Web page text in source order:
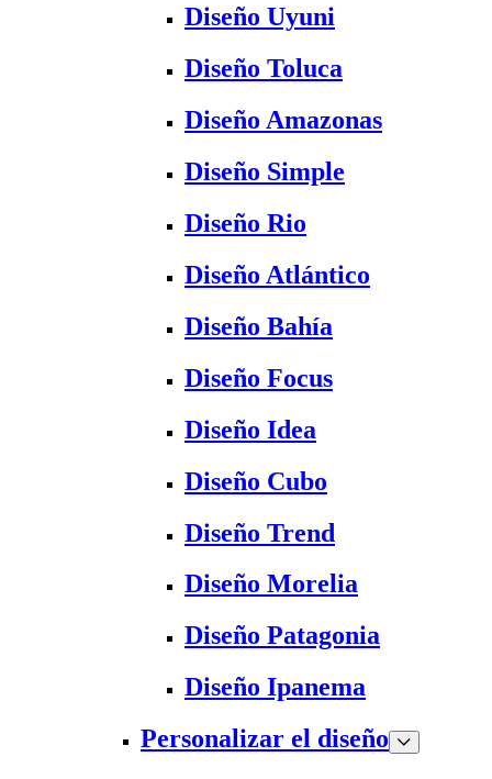
Diseño Uyuni
Diseño Toluca
Diseño Amazonas
Diseño Simple
Diseño Rio
Diseño Atlántico
Diseño Bahía
Diseño Focus
Diseño Idea
Diseño Cubo
Diseño Trend
Diseño Morelia
Diseño Patagonia
Diseño Ipanema
Personalizar el diseño